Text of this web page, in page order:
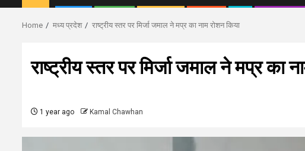
Home मध्य प्रदेश राष्ट्रीय स्तर पर मिर्जा जमाल ने मप्र का नाम रोशन किया
राष्ट्रीय स्तर पर मिर्जा जमाल ने मप्र का
1 year ago Kamal Chawhan